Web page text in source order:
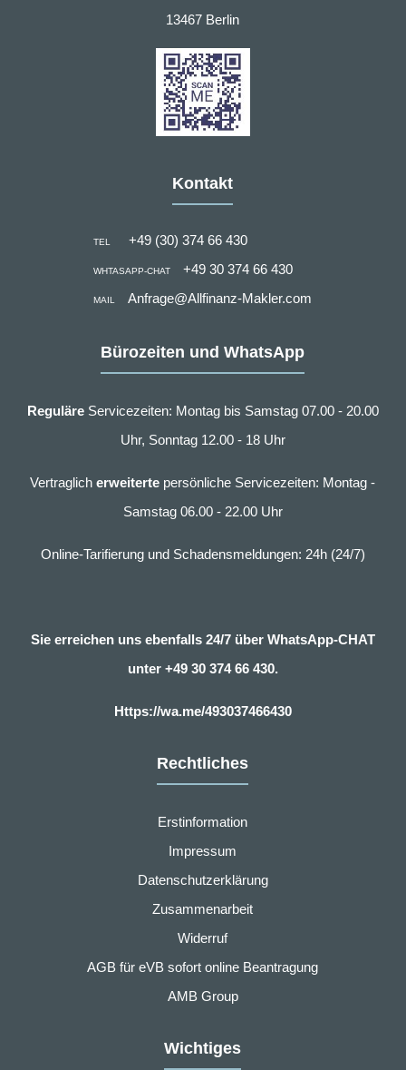
13467 Berlin
Kontakt
TEL +49 (30) 374 66 430
WHTASAPP-CHAT +49 30 374 66 430
MAIL Anfrage@Allfinanz-Makler.com
Bürozeiten und WhatsApp
ReguläreServicezeiten: Montag bis Samstag 07.00 - 20.00
Uhr, Sonntag 12.00 - 18 Uhr
Vertraglicherweiterte persönliche Servicezeiten: Montag -
Samstag 06.00 - 22.00 Uhr
Online-Tarifierung und Schadensmeldungen: 24h (24/7)
Sie erreichen uns ebenfalls 24/7 über WhatsApp-CHAT
unter +49 30 374 66 430.
Https://wa.me/493037466430
Rechtliches
Erstinformation
Impressum
Datenschutzerklärung
Zusammenarbeit
Widerruf
AGB für eVB sofort online Beantragung
AMB Group
Wichtiges